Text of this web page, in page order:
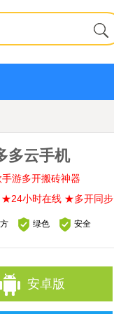
多云手机
游多开搬砖神器
小时在线 ★多开同步
绿色 安全
安卓版